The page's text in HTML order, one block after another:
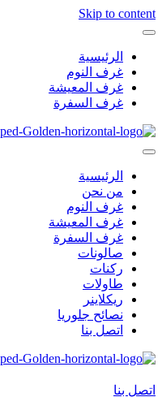
Skip to content
الرئيسية
غرف النوم
غرف المعيشة
غرف السفرة
الرئيسية
من نحن
غرف النوم
غرف المعيشة
غرف السفرة
صالونات
ركنات
طاولات
ريكلاينر
نصائح جلوريا
اتصل بنا
اتصل بنا